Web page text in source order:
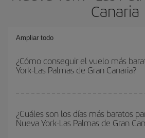
Canaria
Ampliar todo
¿Cómo conseguir el vuelo más
York-Las Palmas de Gran Canaria?
de Gran Canaria-dest y conseguir el vuelo
temporadas altas, compras con antelación
¿Cuáles son los días más baratos
Nueva York-Las Palmas de Gran